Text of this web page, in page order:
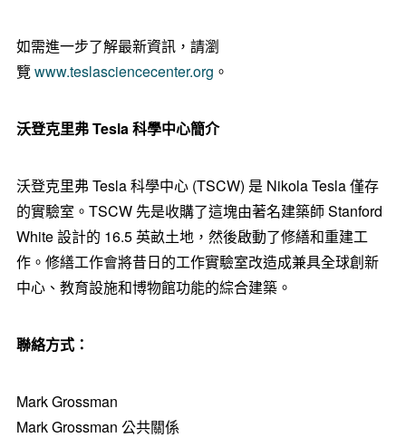
如需進一步了解最新資訊，請瀏
覽www.teslasciencecenter.org 。
沃登克里弗Tesla科學中心簡介
沃登克里弗 Tesla 科學中心 (TSCW) 是 Nikola Tesla 僅存
的實驗室。TSCW 先是收購了這塊由著名建築師Stanford
White設計的 16.5 英畝土地，然後啟動了修繕和重建工
作。修繕工作會將昔日的工作實驗室改造成兼具全球創新
中心、教育設施和博物館功能的綜合建築。
聯絡方式：
Mark Grossman
Mark Grossman 公共關係